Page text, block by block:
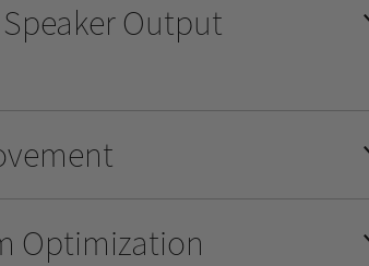
Output
Optimization